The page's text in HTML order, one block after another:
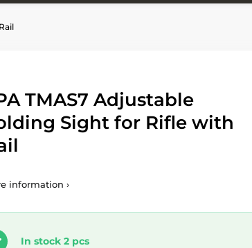
TMAS7 Adjustable
Sight for Rifle with
information ›
In stock 2 pcs